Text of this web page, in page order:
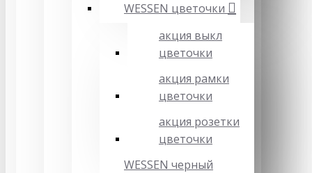
WESSEN цветочки
акция выкл
цветочки
акция рамки
цветочки
акция розетки
цветочки
WESSEN черный